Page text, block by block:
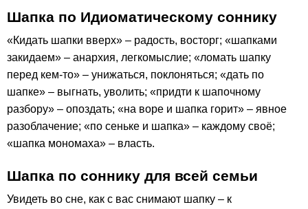
Шапка по Идиоматическому соннику
«Кидать шапки вверх» – радость, восторг; «шапками
закидаем» – анархия, легкомыслие; «ломать шапку
перед кем-то» – унижаться, поклоняться; «дать по
шапке» – выгнать, уволить; «придти к шапочному
разбору» – опоздать; «на воре и шапка горит» – явное
разоблачение; «по сеньке и шапка» – каждому своё;
«шапка мономаха» – власть.
Шапка по соннику для всей семьи
Увидеть во сне, как с вас снимают шапку – к